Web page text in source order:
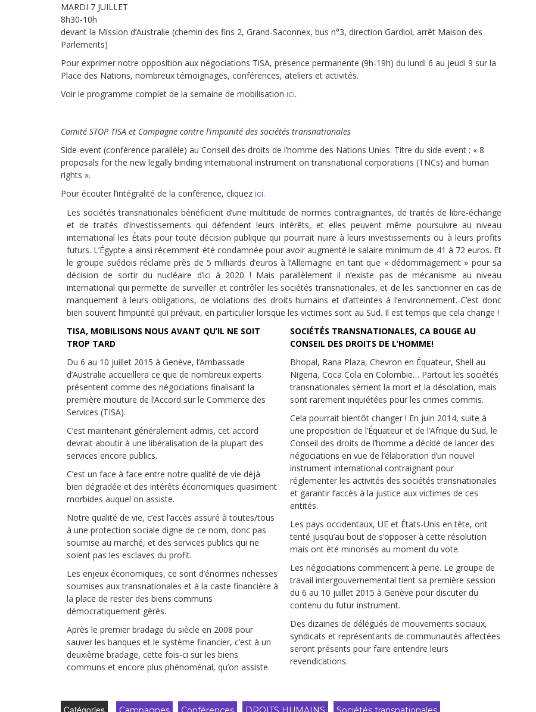
MARDI 7 JUILLET
8h30-10h
devant la Mission d’Australie (chemin des fins 2, Grand-Saconnex, bus n°3, direction Gardiol, arrêt Maison des
Parlements)
Pour exprimer notre opposition aux négociations TiSA, présence permanente (9h-19h) du lundi 6 au jeudi 9 sur la
Place des Nations, nombreux témoignages, conférences, ateliers et activités.
Voir le programme complet de la semaine de mobilisation ici.
Comité STOP TISA et Campagne contre l’impunité des sociétés transnationales
Side-event (conférence parallèle) au Conseil des droits de l’homme des Nations Unies. Titre du side-event : « 8
proposals for the new legally binding international instrument on transnational corporations (TNCs) and human
rights ».
Pour écouter l’intégralité de la conférence, cliquez ici.
Les sociétés transnationales bénéficient d’une multitude de normes contraignantes, de traités de libre-échange
et de traités d’investissements qui défendent leurs intérêts, et elles peuvent même poursuivre au niveau
international les États pour toute décision publique qui pourrait nuire à leurs investissements ou à leurs profits
futurs. L’Égypte a ainsi récemment été condamnée pour avoir augmenté le salaire minimum de 41 à 72 euros. Et
le groupe suédois réclame près de 5 milliards d’euros à l’Allemagne en tant que « dédommagement » pour sa
décision de sortir du nucléaire d’ici à 2020 ! Mais parallèlement il n’existe pas de mécanisme au niveau
international qui permette de surveiller et contrôler les sociétés transnationales, et de les sanctionner en cas de
manquement à leurs obligations, de violations des droits humains et d’atteintes à l’environnement. C’est donc
bien souvent l’impunité qui prévaut, en particulier lorsque les victimes sont au Sud. Il est temps que cela change !
TISA, MOBILISONS NOUS AVANT QU’IL NE SOIT
TROP TARD
Du 6 au 10 juillet 2015 à Genève, l’Ambassade
d’Australie accueillera ce que de nombreux experts
présentent comme des négociations finalisant la
première mouture de l’Accord sur le Commerce des
Services (TISA).
C’est maintenant généralement admis, cet accord
devrait aboutir à une libéralisation de la plupart des
services encore publics.
C’est un face à face entre notre qualité de vie déjà
bien dégradée et des intérêts économiques quasiment
morbides auquel on assiste.
Notre qualité de vie, c’est l’accès assuré à toutes/tous
à une protection sociale digne de ce nom, donc pas
soumise au marché, et des services publics qui ne
soient pas les esclaves du profit.
Les enjeux économiques, ce sont d’énormes richesses
soumises aux transnationales et à la caste financière à
la place de rester des biens communs
démocratiquement gérés.
Après le premier bradage du siècle en 2008 pour
sauver les banques et le système financier, c’est à un
deuxième bradage, cette fois-ci sur les biens
communs et encore plus phénoménal, qu’on assiste.
SOCIÉTÉS TRANSNATIONALES, CA BOUGE AU
CONSEIL DES DROITS DE L’HOMME!
Bhopal, Rana Plaza, Chevron en Équateur, Shell au
Nigeria, Coca Cola en Colombie… Partout les sociétés
transnationales sèment la mort et la désolation, mais
sont rarement inquiétées pour les crimes commis.
Cela pourrait bientôt changer ! En juin 2014, suite à
une proposition de l’Équateur et de l’Afrique du Sud, le
Conseil des droits de l’homme a décidé de lancer des
négociations en vue de l’élaboration d’un nouvel
instrument international contraignant pour
réglementer les activités des sociétés transnationales
et garantir l’accès à la justice aux victimes de ces
entités.
Les pays occidentaux, UE et États-Unis en tête, ont
tenté jusqu’au bout de s’opposer à cette résolution
mais ont été minorisés au moment du vote.
Les négociations commencent à peine. Le groupe de
travail intergouvernemental tient sa première session
du 6 au 10 juillet 2015 à Genève pour discuter du
contenu du futur instrument.
Des dizaines de délégués de mouvements sociaux,
syndicats et représentants de communautés affectées
seront présents pour faire entendre leurs
revendications.
Catégories